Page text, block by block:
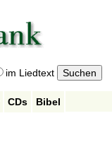
im Liedtext
CDs
Bibel